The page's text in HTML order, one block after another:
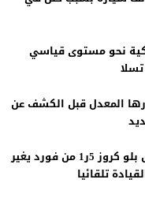
نحو مستوى قياسي
المعدل قبل الكشف عن
نظام مساعدة السائق بلو كروز 5ر1 من فورد يغير
تلقائيا